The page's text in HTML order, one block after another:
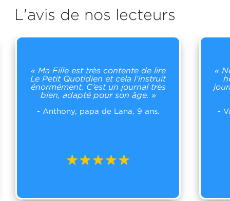
L'avis de nos lecteurs
« Ma Fille est très contente de lire
Le Petit Quotidien et cela l’instruit
énormément. C’est un journal très
bien, adapté pour son âge. »
- Anthony, papa de Lana, 9 ans.
«
-